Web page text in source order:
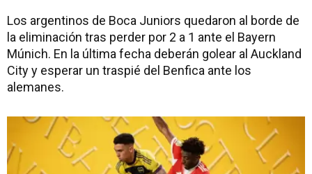
Los argentinos de Boca Juniors quedaron al borde de
la eliminación tras perder por 2 a 1 ante el Bayern
Múnich. En la última fecha deberán golear al Auckland
City y esperar un traspié del Benfica ante los
alemanes.